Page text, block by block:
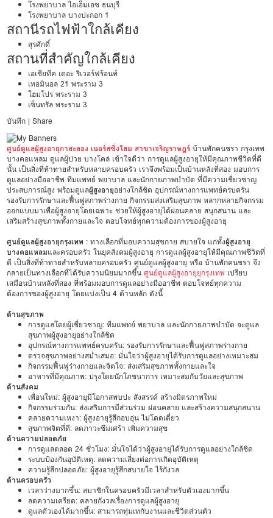
โรงพยาบาล​ ไอเอ็มเอช ธนบุรี
โรงพยาบาล บางปะกอก 1
สถานีรถไฟฟ้าใกล้เคียง
สุรศักดิ์
สถานที่สำคัญใกล้เคียง
เอเชียทีค เดอะ ริเวอร์ฟร้อนท์
เทอมินอล 21 พระราม 3
โฮมโปร พระราม 3
เซ็นทรัล พระราม 3
บันทึก | Share
ศูนย์ดูแลผู้สูงอายุกาสะลอง เนอร์สซิ่งโฮม สาขาเจริญราษฎร์บ้านพักคนชรา กรุงเทพ
บางคอแหลม ดูแลผู้ป่วย บางโคล่ เข้าใจดีว่า การดูแลผู้สูงอายุให้มีคุณภาพชีวิตที่ดี
นั้น เป็นสิ่งที่ท้าทายสำหรับหลายครอบครัว เราจึงพร้อมเป็นบ้านหลังที่สอง มอบการ
ดูแลอย่างมืออาชีพ ทีมแพทย์ พยาบาล และนักกายภาพบำบัด ที่มีความเชี่ยวชาญ
ประสบการณ์สูง พร้อมดูแลผู้สูงอายุอย่างใกล้ชิด อุปกรณ์ทางการแพทย์ครบครัน
รองรับการรักษาและฟื้นฟูสภาพร่างกาย กิจกรรมส่งเสริมสุขภาพ หลากหลายกิจกรรม
ออกแบบมาเพื่อผู้สูงอายุโดยเฉพาะ ช่วยให้ผู้สูงอายุได้ผ่อนคลาย สนุกสนาน และ
เสริมสร้างสุขภาพทั้งกายและใจ ตอบโจทย์ทุกความต้องการของผู้สูงอายุ
ศูนย์ดูแลผู้สูงอายุกรุงเทพ : ทางเลือกที่มอบความสุขกาย สบายใจ แก่ทั้งผู้สูงอายุ
บางคอแหลมและครอบครัว ในยุคสังคมผู้สูงอายุ การดูแลผู้สูงอายุให้มีคุณภาพชีวิตที่
ดี เป็นสิ่งที่ท้าทายสำหรับหลายครอบครัว ศูนย์ดูแลผู้สูงอายุ หรือ บ้านพักคนชรา จึง
กลายเป็นทางเลือกที่ได้รับความนิยมมากขึ้นศูนย์ดูแลผู้สูงอายุยุกรุงเทพ เปรียบ
เสมือนบ้านหลังที่สอง ที่พร้อมมอบการดูแลอย่างมืออาชีพ ตอบโจทย์ทุกความ
ต้องการของผู้สูงอายุ โดยแบ่งเป็น 4 ด้านหลัก ดังนี้
ด้านสุขภาพ
การดูแลโดยผู้เชี่ยวชาญ: ทีมแพทย์ พยาบาล และนักกายภาพบำบัด จะดูแล
สุขภาพผู้สูงอายุอย่างใกล้ชิด
อุปกรณ์ทางการแพทย์ครบครัน: รองรับการรักษาและฟื้นฟูสภาพร่างกาย
ตรวจสุขภาพอย่างสม่ำเสมอ: มั่นใจว่าผู้สูงอายุได้รับการดูแลอย่างเหมาะสม
กิจกรรมฟื้นฟูร่างกายและจิตใจ: ส่งเสริมสุขภาพทั้งกายและใจ
อาหารที่มีคุณภาพ: ปรุงโดยนักโภชนาการ เหมาะสมกับวัยและสุขภาพ
ด้านสังคม
เพื่อนใหม่: ผู้สูงอายุมีโอกาสพบปะ สังสรรค์ สร้างมิตรภาพใหม่
กิจกรรมร่วมกัน: ส่งเสริมการมีส่วนร่วม ผ่อนคลาย และสร้างความสนุกสนาน
คลายความเหงา: ผู้สูงอายุรู้สึกอบอุ่น ไม่โดดเดี่ยว
สุขภาพจิตที่ดี: ลดภาวะซึมเศร้า เพิ่มความสุข
ด้านความปลอดภัย
การดูแลตลอด 24 ชั่วโมง: มั่นใจได้ว่าผู้สูงอายุได้รับการดูแลอย่างใกล้ชิด
ระบบป้องกันอุบัติเหตุ: ลดความเสี่ยงต่อการเกิดอุบัติเหตุ
ความรู้สึกปลอดภัย: ผู้สูงอายุรู้สึกสบายใจ ไร้กังวล
ด้านครอบครัว
เวลาว่างมากขึ้น: สมาชิกในครอบครัวมีเวลาสำหรับตัวเองมากขึ้น
ลดความเครียด: คลายกังวลเรื่องการดูแลผู้สูงอายุ
ดูแลตัวเองได้มากขึ้น: สามารถทุ่มเทกับงานและชีวิตส่วนตัว